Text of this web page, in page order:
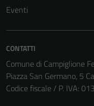
Eventi
CONTATTI
Comune di Campiglione
Piazza San Germano, 5
Codice fiscale / P. IVA: